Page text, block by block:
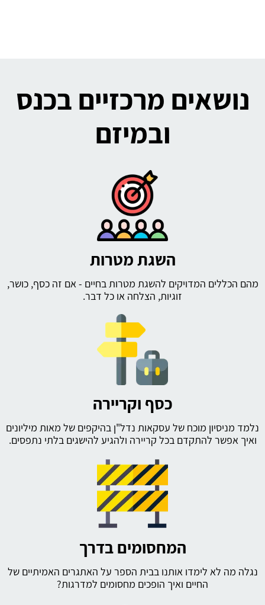
נושאים מרכזיים בכנס
ובמיזם
השגת מטרות
מהם הכללים המדויקים להשגת מטרות בחיים - אם זה כסף, כושר,
זוגיות, הצלחה או כל דבר.
כסף וקריירה
נלמד מניסיון מוכח של עסקאות נדל"ן בהיקפים של מאות מיליונים
ואיך אפשר להתקדם בכל קריירה ולהגיע להישגים בלתי נתפסים.
המחסומים בדרך
נגלה מה לא לימדו אותנו בבית הספר על האתגרים האמיתיים של
החיים ואיך הופכים מחסומים למדרגות?